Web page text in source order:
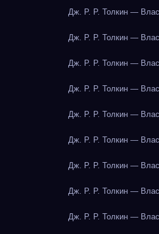
Дж. Р. Р. Толкин —
Дж. Р. Р. Толкин —
Дж. Р. Р. Толкин —
Дж. Р. Р. Толкин —
Дж. Р. Р. Толкин —
Дж. Р. Р. Толкин —
Дж. Р. Р. Толкин —
Дж. Р. Р. Толкин —
Дж. Р. Р. Толкин —